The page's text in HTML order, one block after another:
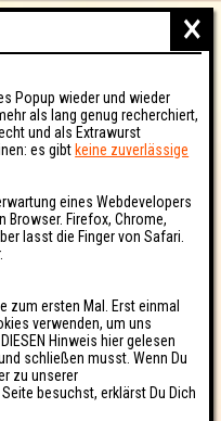
×
Popup wieder und wieder
als lang genug recherchiert,
und als Extrawurst
es gibt keine zuverlässige
eines Webdevelopers
Browser. Firefox, Chrome,
lasst die Finger von Safari.
zum ersten Mal. Erst einmal
verwenden, um uns
Hinweis hier gelesen
schließen musst. Wenn Du
zu unserer
Seite besuchst, erklärst Du Dich